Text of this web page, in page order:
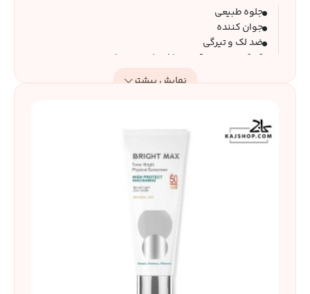
جلوه طبیعی
جوان کننده
ضد لک و تیرگی
کمک به بهبود قرمزی ناشی از نور خورشید
مناسب پوست های خشک، نرمال و چرب
نمایش بیشتر